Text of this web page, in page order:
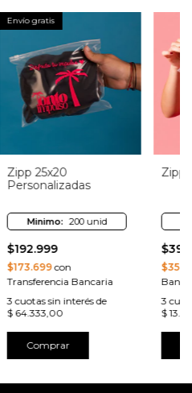
Envío gratis
Zipp 25x20
Personalizadas
Minimo: 200 unid
$192.999
$173.699con
Transferencia Bancaria
3 cuotas sin interés de
$ 64.333,00
Comprar
Zipp
3
$